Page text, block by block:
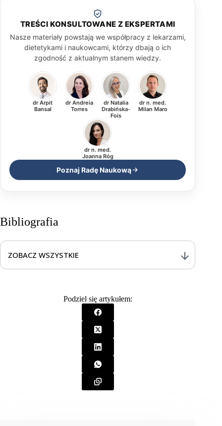
TREŚCI KONSULTOWANE Z EKSPERTAMI
Nasze materiały powstają we współpracy z lekarzami,
dietetykami i naukowcami, którzy dbają o ich
zgodność z aktualnym stanem wiedzy.
dr Arpit
Bansal
dr Andreia
Torres
dr Natalia
Drabińska-
Fois
dr n. med.
Milan Maro
dr n. med.
Joanna Róg
Poznaj Radę Naukową
Bibliografia
ZOBACZ WSZYSTKIE
Consumer reports of „keto flu” associated with the
ketogenic diet. Frontiers in Nutrition
doi:10.3389/fnut.2020.00020
[2] Smith E., Farrant L., Dyer S., Sherrington A.
Symptoms during initiation of a ketogenic diet: a
scoping review of occurrence rates, mechanisms and
Frontiers in Nutrition
12:1538266. doi:10.3389/fnut.2025.1538266
[3] Volek J.S., Phinney S.D.
Low Carbohydrate Living
. Beyond Obesity LLC,
[4] Volek J.S., Phinney S.D.The Art and Science of
Podziel się artykułem: